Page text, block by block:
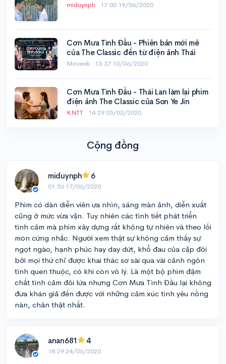
miduynph · 17:00 19/06/2020
Cơn Mưa Tình Đầu - Phiên bản mới mẻ
của The Classic đến từ điện ảnh Thái
Moveek · 15:37 10/06/2020
Cơn Mưa Tình Đầu - Thái Lan làm lại phim
điện ảnh The Classic của Son Ye Jin
KNTT · 14:29 03/03/2020
Cộng đồng
miduynph 6
01:56 17/06/2020
Phim có dàn diễn viên ưa nhìn, sáng màn ảnh, diễn xuất
cũng ở mức vừa vặn. Tuy nhiên các tình tiết phát triển
tình cảm mà phim xây dựng rất không tự nhiên và theo lối
mòn cứng nhắc. Người xem thật sự không cảm thấy sự
ngọt ngào, hạnh phúc hay day dứt, khổ đau của cặp đôi
bởi mọi thứ chỉ được khai thác sơ sài qua vài cảnh ngôn
tình quen thuộc, có khi còn vô lý. Là một bộ phim đậm
chất tình cảm đôi lứa nhưng Cơn Mưa Tình Đầu lại không
đưa khán giả đến được với những cảm xúc tình yêu nồng
nàn, chân thật nhất.
anan681 4
18:29 24/06/2020